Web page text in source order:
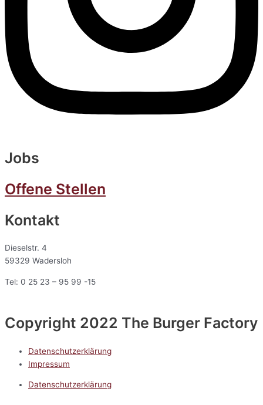
Jobs
Offene Stellen
Kontakt
Dieselstr. 4
59329 Wadersloh
Tel: 0 25 23 – 95 99 -15
Copyright 2022 The Burger Factory
Datenschutzerklärung
Impressum
Datenschutzerklärung